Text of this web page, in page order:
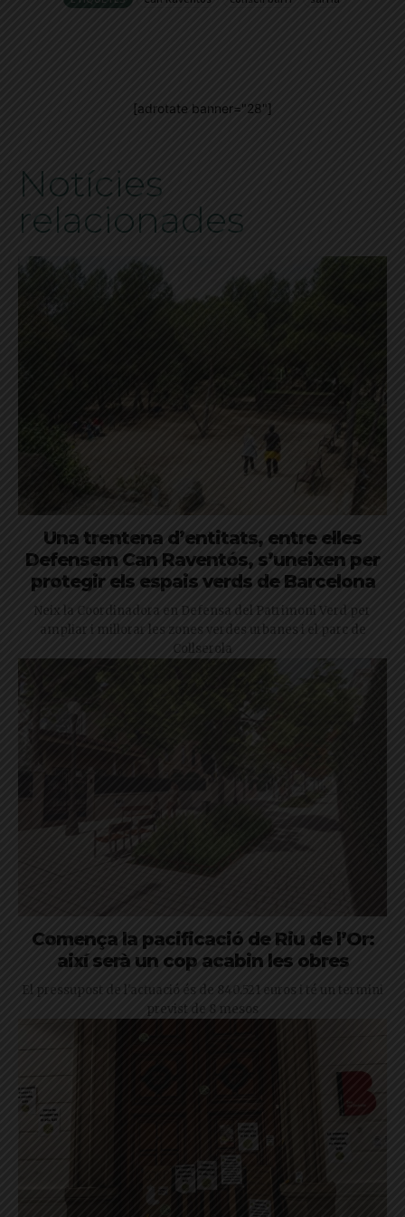
[adrotate banner="28"]
Notícies
relacionades
Una trentena d’entitats, entre elles
Defensem Can Raventós, s’uneixen per
protegir els espais verds de Barcelona
Neix la Coordinadora en Defensa del Patrimoni Verd per
ampliar i millorar les zones verdes urbanes i el parc de
Collserola
Comença la pacificació de Riu de l’Or:
així serà un cop acabin les obres
El pressupost de l'actuació és de 840.521 euros i té un termini
previst de 8 mesos